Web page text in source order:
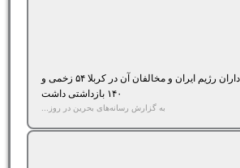
درگیری میان هواداران رژیم ایران و مخالفان آن در کربلا ۵۴ زخمی و
۱۴۰ بازداشتی داشت
به گزارش رسانه‌های بحرین در روز...